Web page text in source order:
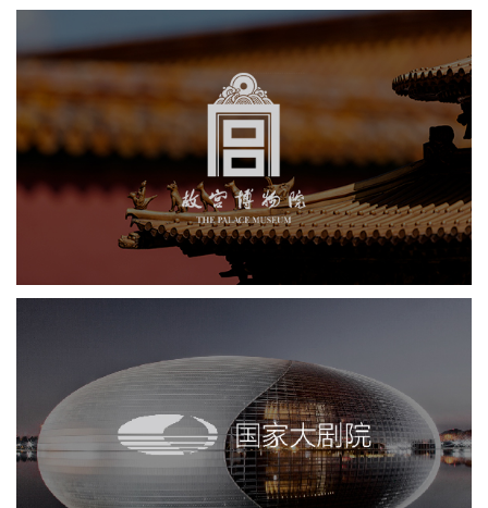
故宫博物院
国家大剧院
文化艺术 智慧展馆 展馆网站建设